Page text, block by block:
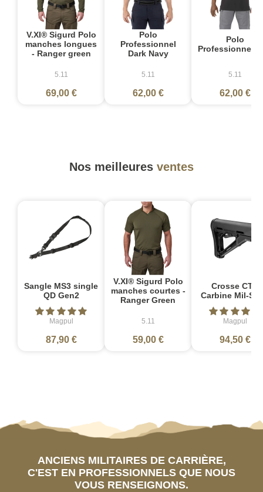
V.XI® Sigurd Polo
manches longues
- Ranger green
5.11
69,00 €
Polo
Professionnel
Dark Navy
5.11
62,00 €
Polo
Professionnel
5.11
62,00 €
Nos meilleures ventes
Sangle MS3 single
QD Gen2
Magpul
87,90 €
V.XI® Sigurd Polo
manches courtes -
Ranger Green
5.11
59,00 €
Crosse CTR
Carbine Mil-
Magpul
94,50 €
ANCIENS MILITAIRES DE CARRIÈRE,
C'EST EN PROFESSIONNELS QUE NOUS
VOUS RENSEIGNONS.